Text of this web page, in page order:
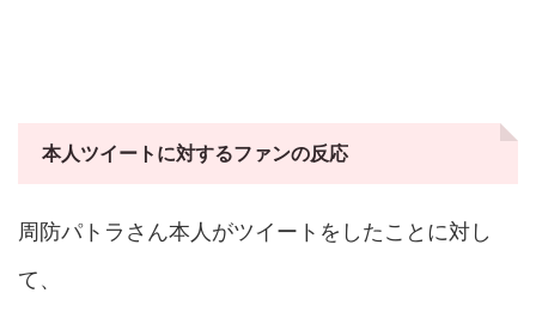
本人ツイートに対するファンの反応
周防パトラさん本人がツイートをしたことに対し
て、